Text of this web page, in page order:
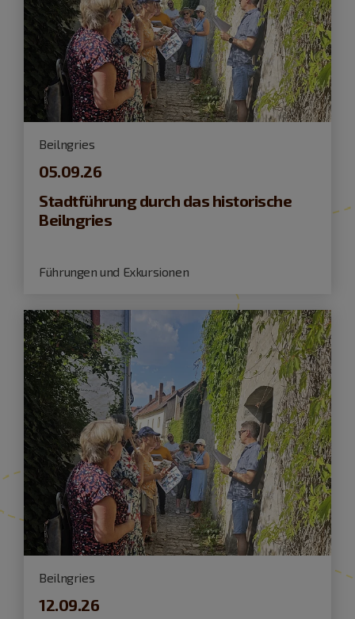
Beilngries
05.09.26
Stadtführung durch das historische
Beilngries
Führungen und Exkursionen
Beilngries
12.09.26